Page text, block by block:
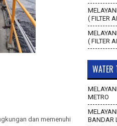
dan memenuhi
( FILTER
( FILTER
WATER
METRO
BANDAR